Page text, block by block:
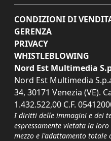
CONDIZIONI DI
GERENZA
PRIVACY
WHISTLEBLOWING
Nord Est Multimedia
Nord Est Multimedia
34, 30171 Venezia (VE).
1.432.522,00 C.F.
I diritti delle immagini e dei
espressamente vietata la
mezzo e l'adattamento totale